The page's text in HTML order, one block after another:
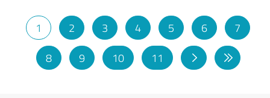
1 2 3 4 5 6 7
8 9 10 11